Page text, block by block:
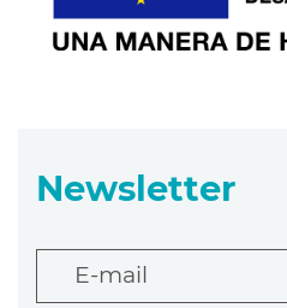
Newsletter
E-mail